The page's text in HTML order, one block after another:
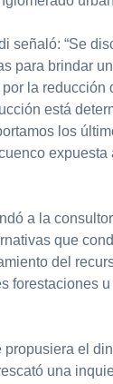
señaló: “Se
para brindar
la reducción
está
los
expuesta
a la
que
del
forestaciones u
propusiera el
una